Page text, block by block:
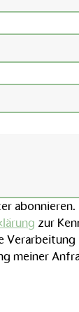
abonnieren.
zur
Verarbeitung
meiner